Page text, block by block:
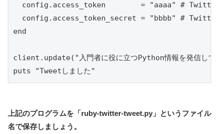
config.access_token        = "aaaa" # Twitter
config.access_token_secret = "bbbb" # Twitter
end
client.update("入門者に役に立つPython情報を発信
puts "Tweetしました"
上記のプログラムを「ruby-twitter-tweet.py」というファイル
名で保存しましょう。